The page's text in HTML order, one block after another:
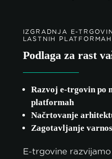
IZGRADNJA E-
LASTNIH PLATFORMAH
Podlaga za rast
Razvoj e-trgovin po
platformah
Načrtovanje
Zagotavljanje
E-trgovine